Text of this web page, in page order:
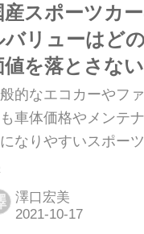
ツカーです。 その
表したような性能と
られ、クルマの歴
は欠かせない存在
カーを高く売るため
、買取価格が落ちに
特徴をお伝えしま
ー専門買取店多数
への無料査定依頼
にス...
産スポーツカ
バリューはど
値を落とさな
テナンス方法
的なエコカーやフ
も車体価格やメンテ
なりやすいスポー
きは売却しよう」
お金を次のクルマの
という場合には、
澤口宏美